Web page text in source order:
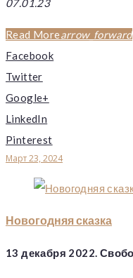
Read Morearrow_forward
Facebook
Twitter
Google+
LinkedIn
Pinterest
Март 23, 2024
Новогодняя сказка
13 декабря 2022.